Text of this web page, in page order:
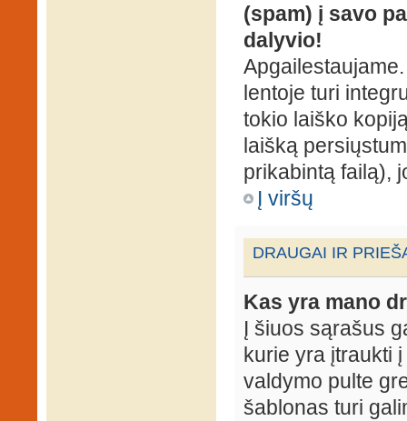
(spam) į savo
dalyvio!
lentoje turi
tokio laiško
laišką
prikabintą failą),
Į viršų
DRAUGAI IR
Kas yra mano
Į šiuos sąrašus
kurie yra įtraukti
valdymo pulte
šablonas turi